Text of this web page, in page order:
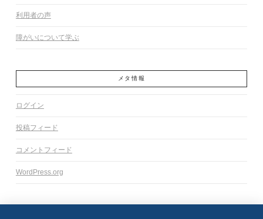
利用者の声
障がいについて学ぶ
メタ情報
ログイン
投稿フィード
コメントフィード
WordPress.org